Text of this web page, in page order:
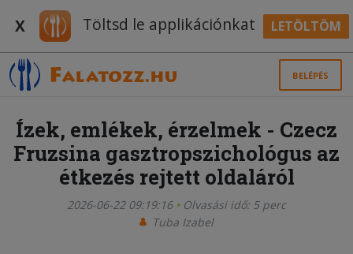
X Töltsd le applikációnkat LETÖLTÖM
BELÉPÉS
Ízek, emlékek, érzelmek - Czecz
Fruzsina gasztropszichológus az
étkezés rejtett oldaláról
2026-06-22 09:19:16
Olvasási idő: 5 perc
Tuba Izabel